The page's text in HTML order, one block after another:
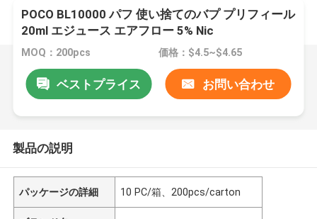
POCO BL10000 パフ 使い捨てのバプ プリフィール
20ml エジュース エアフロー 5% Nic
MOQ：200pcs 価格：$4.5~$4.65
ベストプライス お問い合わせ
製品の説明
パッケージの詳細 10 PC/箱、200pcs/carton